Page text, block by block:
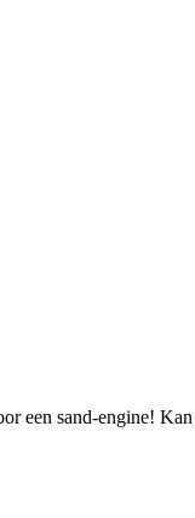
een sand-engine!